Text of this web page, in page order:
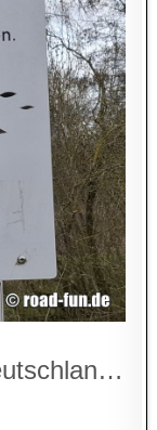
Gefahrenschild Deutschland - Astbruchgefahr